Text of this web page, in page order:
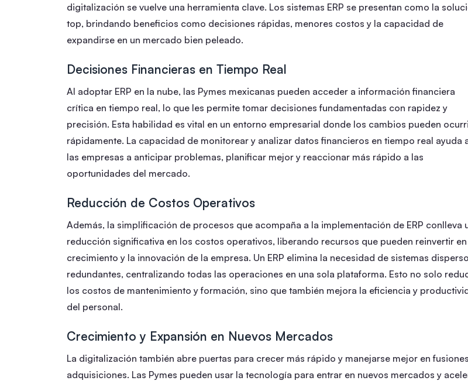
digitalización se vuelve una herramienta clave. Los sistemas ERP se presentan como la
top, brindando beneficios como decisiones rápidas, menores costos y la capacidad de
expandirse en un mercado bien peleado.
Decisiones Financieras en Tiempo Real
Al adoptar ERP en la nube, las Pymes mexicanas pueden acceder a información financiera
crítica en tiempo real, lo que les permite tomar decisiones fundamentadas con rapidez y
precisión. Esta habilidad es vital en un entorno empresarial donde los cambios pueden
rápidamente. La capacidad de monitorear y analizar datos financieros en tiempo real ayuda
las empresas a anticipar problemas, planificar mejor y reaccionar más rápido a las
oportunidades del mercado.
Reducción de Costos Operativos
Además, la simplificación de procesos que acompaña a la implementación de ERP conlleva
reducción significativa en los costos operativos, liberando recursos que pueden reinvertir en
crecimiento y la innovación de la empresa. Un ERP elimina la necesidad de sistemas
redundantes, centralizando todas las operaciones en una sola plataforma. Esto no solo
los costos de mantenimiento y formación, sino que también mejora la eficiencia y
del personal.
Crecimiento y Expansión en Nuevos Mercados
La digitalización también abre puertas para crecer más rápido y manejarse mejor en
adquisiciones. Las Pymes pueden usar la tecnología para entrar en nuevos mercados y